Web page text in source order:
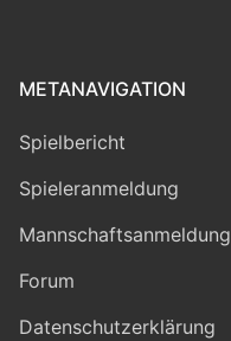
METANAVIGATION
Spielbericht
Spieleranmeldung
Mannschaftsanmeldung
Forum
Datenschutzerklärung